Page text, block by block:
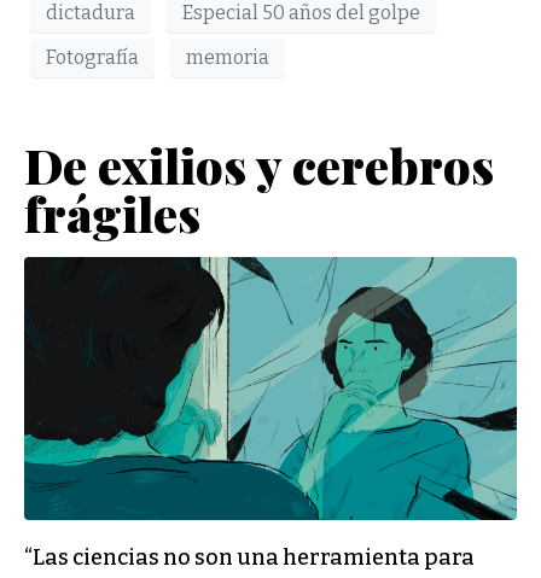
dictadura
Especial 50 años del golpe
Fotografía
memoria
De exilios y cerebros
frágiles
“Las ciencias no son una herramienta para